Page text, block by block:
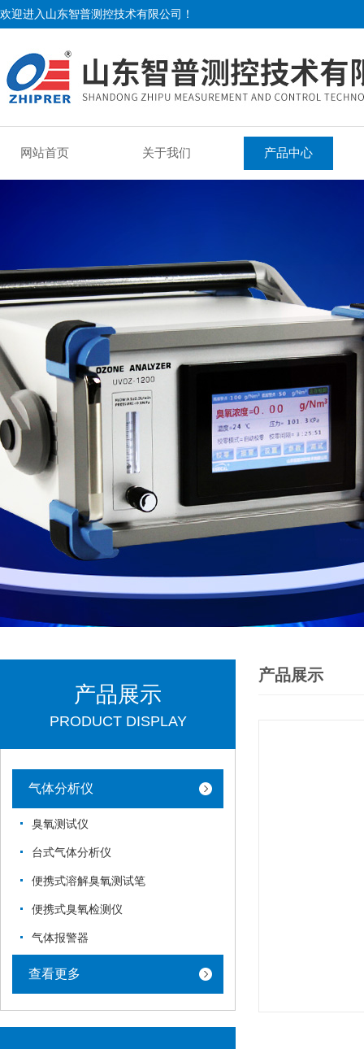
欢迎进入山东智普测控技术有限公司！
网站首页 关于我们 产品中心
产品展示
PRODUCT DISPLAY
气体分析仪
臭氧测试仪
台式气体分析仪
便携式溶解臭氧测试笔
便携式臭氧检测仪
气体报警器
查看更多
产品展示